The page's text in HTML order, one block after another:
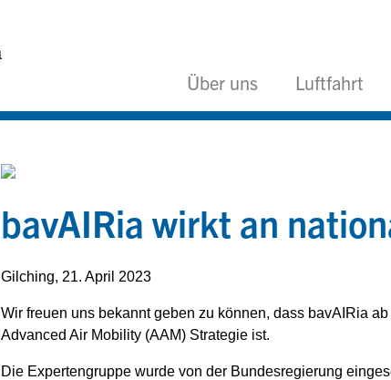
Über uns Luftfahrt
bavAIRia wirkt an
Gilching, 21. April 2023
Wir freuen uns bekannt geben zu können, dass bavAIRia
Advanced Air Mobility (AAM) Strategie ist.
Die Expertengruppe wurde von der Bundesregierung